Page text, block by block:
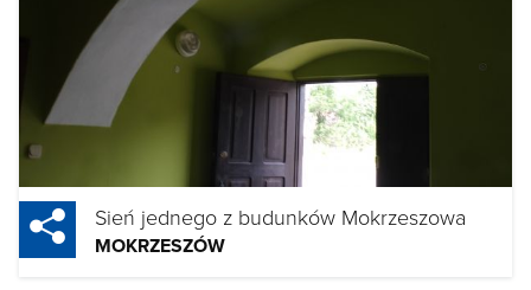
Sień jednego z budunków Mokrzeszowa
MOKRZESZÓW